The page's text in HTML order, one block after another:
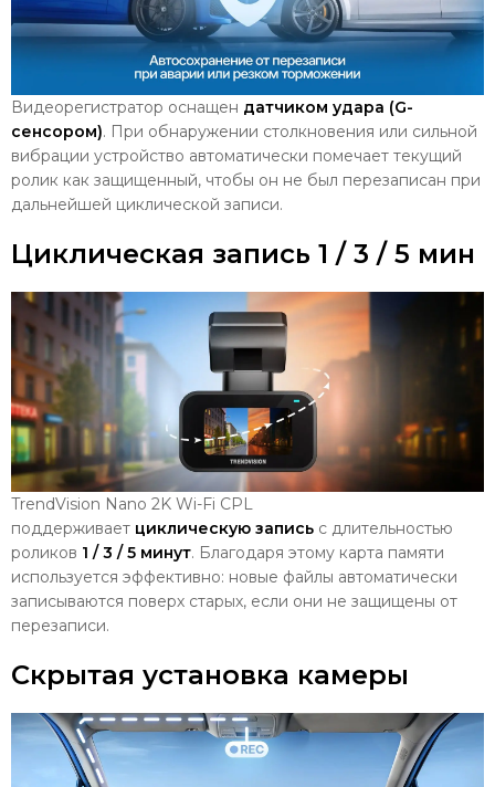
Видеорегистратор оснащен датчиком удара (G-
сенсором). При обнаружении столкновения или сильной
вибрации устройство автоматически помечает текущий
ролик как защищенный, чтобы он не был перезаписан при
дальнейшей циклической записи.
Циклическая запись 1 / 3 / 5 мин
TrendVision Nano 2K Wi-Fi CPL
поддерживает циклическую запись с длительностью
роликов 1 / 3 / 5 минут. Благодаря этому карта памяти
используется эффективно: новые файлы автоматически
записываются поверх старых, если они не защищены от
перезаписи.
Скрытая установка камеры